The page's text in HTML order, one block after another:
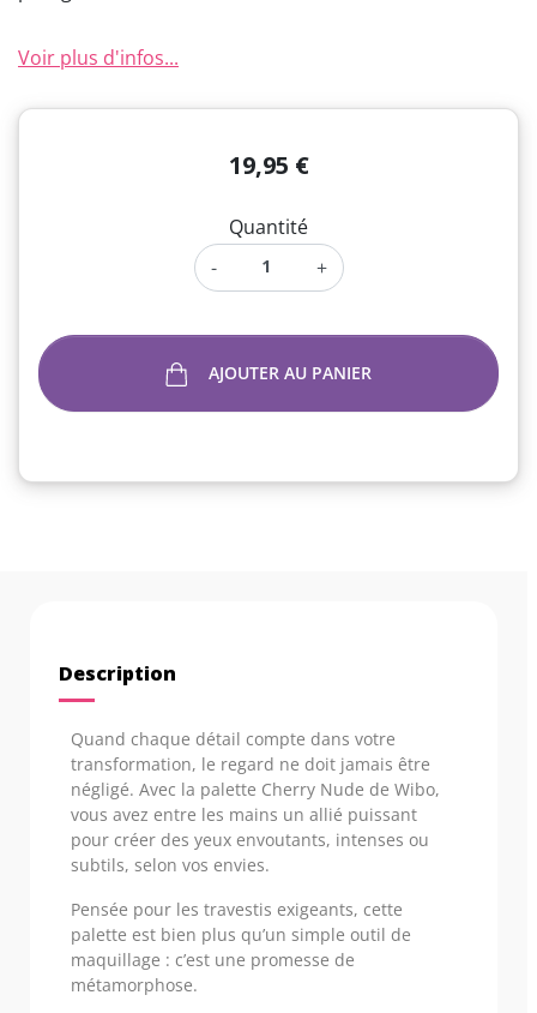
Voir plus d'infos...
19,95 €
Quantité
-
+
AJOUTER AU PANIER
Description
Quand chaque détail compte dans votre
transformation, le regard ne doit jamais être
négligé. Avec la palette Cherry Nude de Wibo,
vous avez entre les mains un allié puissant
pour créer des yeux envoutants, intenses ou
subtils, selon vos envies.
Pensée pour les travestis exigeants, cette
palette est bien plus qu’un simple outil de
maquillage : c’est une promesse de
métamorphose.